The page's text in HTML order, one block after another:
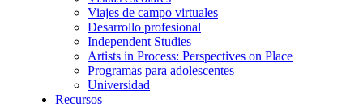
Viajes de campo virtuales
Desarrollo profesional
Independent Studies
Artists in Process: Perspectives on Place
Programas para adolescentes
Universidad
Recursos